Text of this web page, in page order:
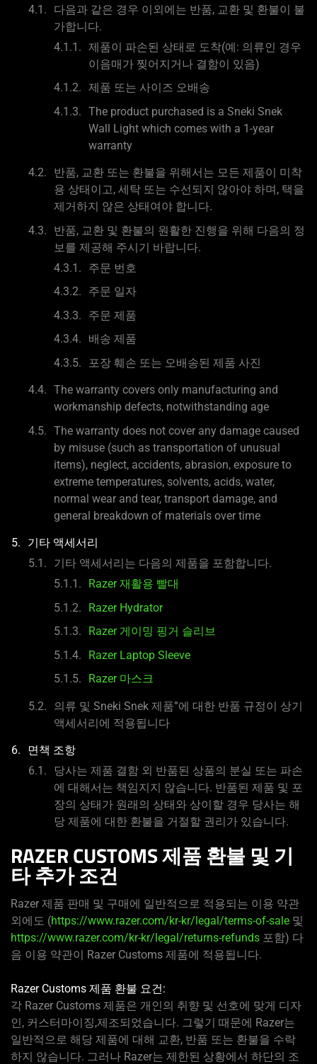
다음과 같은 경우 이외에는 반품, 교환 및 환불이 불
가합니다.
제품이 파손된 상태로 도착(예: 의류인 경우
이음매가 찢어지거나 결함이 있음)
제품 또는 사이즈 오배송
The product purchased is a Sneki Snek
Wall Light which comes with a 1-year
warranty
반품, 교환 또는 환불을 위해서는 모든 제품이 미착
용 상태이고, 세탁 또는 수선되지 않아야 하며, 택을
제거하지 않은 상태여야 합니다.
반품, 교환 및 환불의 원활한 진행을 위해 다음의 정
보를 제공해 주시기 바랍니다.
주문 번호
주문 일자
주문 제품
배송 제품
포장 훼손 또는 오배송된 제품 사진
The warranty covers only manufacturing and
workmanship defects, notwithstanding age
The warranty does not cover any damage caused
by misuse (such as transportation of unusual
items), neglect, accidents, abrasion, exposure to
extreme temperatures, solvents, acids, water,
normal wear and tear, transport damage, and
general breakdown of materials over time
기타 액세서리
기타 액세서리는 다음의 제품을 포함합니다.
Razer 재활용 빨대
Razer Hydrator
Razer 게이밍 핑거 슬리브
Razer Laptop Sleeve
Razer 마스크
의류 및 Sneki Snek 제품”에 대한 반품 규정이 상기
액세서리에 적용됩니다
면책 조항
당사는 제품 결함 외 반품된 상품의 분실 또는 파손
에 대해서는 책임지지 않습니다. 반품된 제품 및 포
장의 상태가 원래의 상태와 상이할 경우 당사는 해
당 제품에 대한 환불을 거절할 권리가 있습니다.
RAZER CUSTOMS 제품 환불 및 기
타 추가 조건
Razer 제품 판매 및 구매에 일반적으로 적용되는 이용 약관
외에도 (https://www.razer.com/kr-kr/legal/terms-of-sale 및
https://www.razer.com/kr-kr/legal/returns-refunds 포함) 다
음 이용 약관이 Razer Customs 제품에 적용됩니다.
Razer Customs 제품 환불 요건:
각 Razer Customs 제품은 개인의 취향 및 선호에 맞게 디자
인, 커스터마이징,제조되었습니다. 그렇기 때문에 Razer는
일반적으로 해당 제품에 대해 교환, 반품 또는 환불을 수락
하지 않습니다. 그러나 Razer는 제한된 상황에서 하단의 조